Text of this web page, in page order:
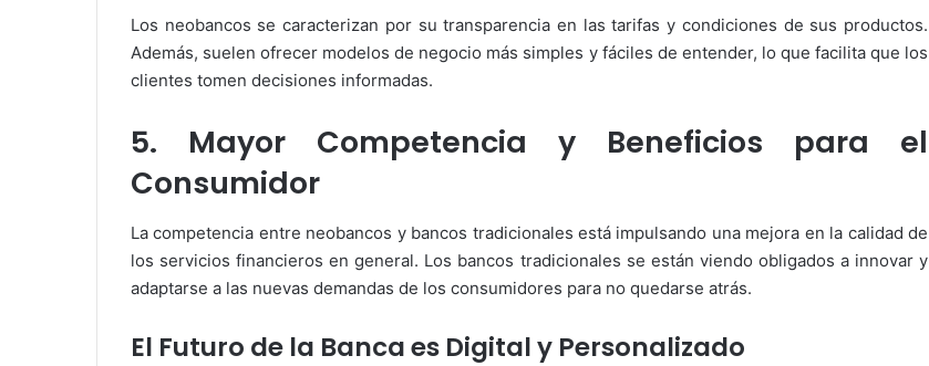
Los neobancos se caracterizan por su transparencia en las tarifas y condiciones de sus productos.
Además, suelen ofrecer modelos de negocio más simples y fáciles de entender, lo que facilita que los
clientes tomen decisiones informadas.
5. Mayor Competencia y Beneficios para el
Consumidor
La competencia entre neobancos y bancos tradicionales está impulsando una mejora en la calidad de
los servicios financieros en general. Los bancos tradicionales se están viendo obligados a innovar y
adaptarse a las nuevas demandas de los consumidores para no quedarse atrás.
El Futuro de la Banca es Digital y Personalizado